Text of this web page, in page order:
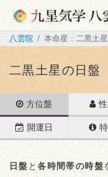
八雲院 本命星：二黒土
二黒土星の日盤
方位盤
開運日
日盤 と各時間帯の時盤